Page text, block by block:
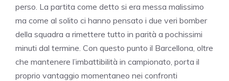
perso. La partita come detto si era messa malissimo
ma come al solito ci hanno pensato i due veri bomber
della squadra a rimettere tutto in parità a pochissimi
minuti dal termine. Con questo punto il Barcellona, oltre
che mantenere l’imbattibilità in campionato, porta il
proprio vantaggio momentaneo nei confronti